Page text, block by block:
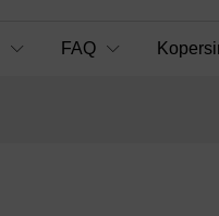
FAQ